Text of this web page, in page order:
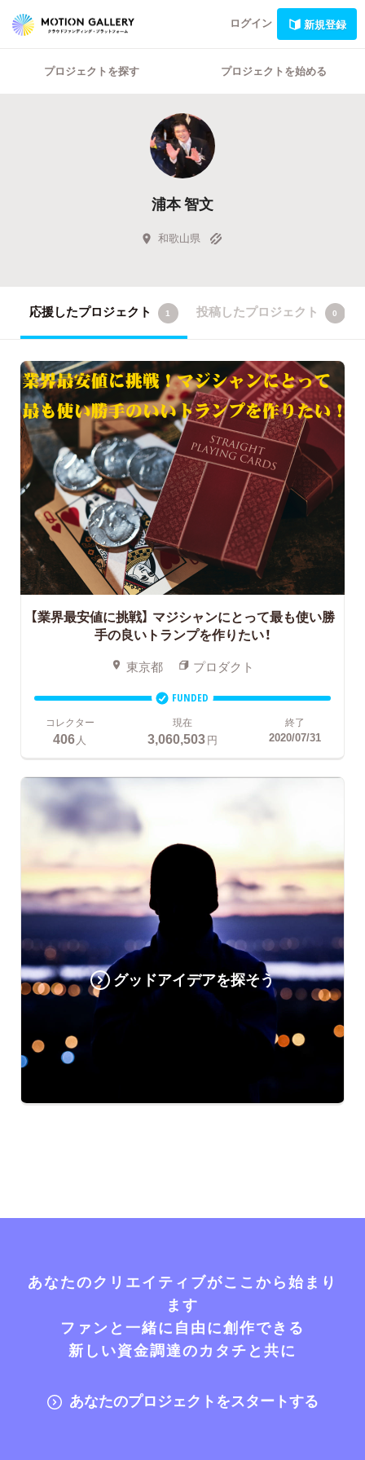
ログイン 新規登録
プロジェクトを探す プロジェクトを始める
浦本 智文
和歌山県
応援したプロジェクト 1 投稿したプロジェクト 0
【業界最安値に挑戦】 マジシャンにとって最も使い勝
手の良いトランプを作りたい！
東京都 プロダクト
FUNDED
コレクター
406 人
現在
3,060,503円
終了
2020/07/31
グッドアイデアを探そう
あなたのクリエイティブがここから始まり
ます
ファンと一緒に自由に創作できる
新しい資金調達のカタチと共に
あなたのプロジェクトをスタートする